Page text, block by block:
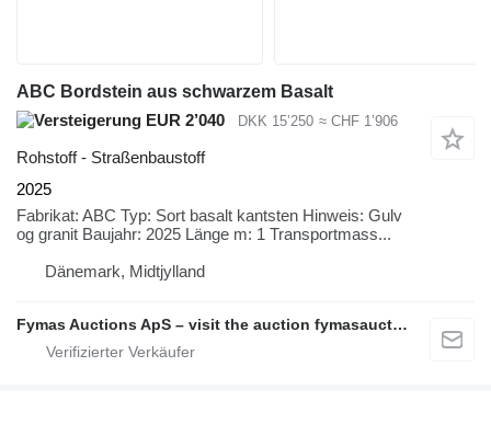
ABC Bordstein aus schwarzem Basalt
EUR 2’040
DKK 15’250 ≈ CHF 1’906
Rohstoff - Straßenbaustoff
2025
Fabrikat: ABC Typ: Sort basalt kantsten Hinweis: Gulv
og granit Baujahr: 2025 Länge m: 1 Transportmass...
Dänemark, Midtjylland
Fymas Auctions ApS – visit the auction fymasauctions.dk